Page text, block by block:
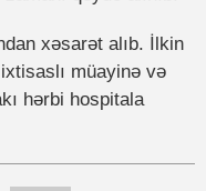
xəsarət alıb. İlkin
müayinə və
hərbi hospitala